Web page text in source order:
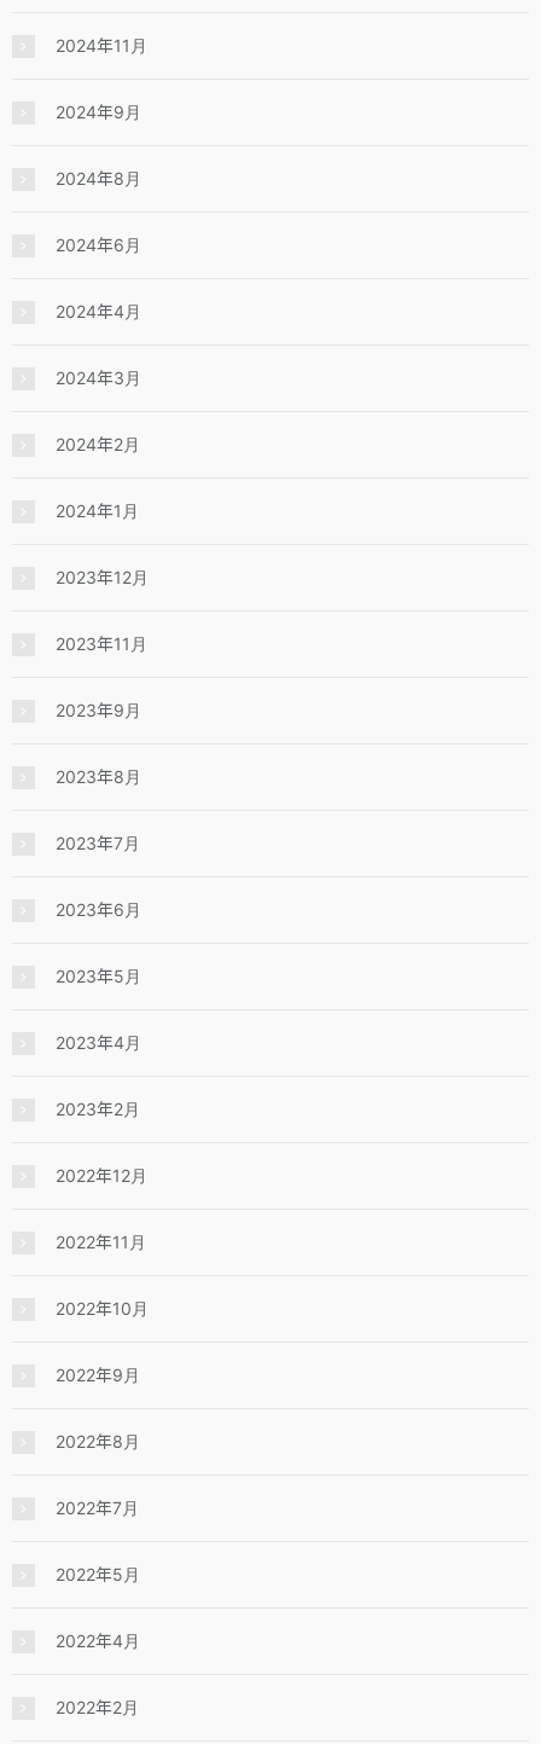
2024年11月
2024年9月
2024年8月
2024年6月
2024年4月
2024年3月
2024年2月
2024年1月
2023年12月
2023年11月
2023年9月
2023年8月
2023年7月
2023年6月
2023年5月
2023年4月
2023年2月
2022年12月
2022年11月
2022年10月
2022年9月
2022年8月
2022年7月
2022年5月
2022年4月
2022年2月